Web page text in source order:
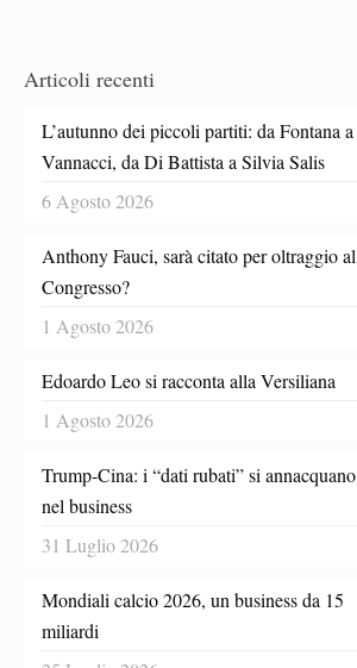
Articoli recenti
L’autunno dei piccoli partiti: da Fontana a
Vannacci, da Di Battista a Silvia Salis
6 Agosto 2026
Anthony Fauci, sarà citato per oltraggio al
Congresso?
1 Agosto 2026
Edoardo Leo si racconta alla Versiliana
1 Agosto 2026
Trump-Cina: i “dati rubati” si annacquano
nel business
31 Luglio 2026
Mondiali calcio 2026, un business da 15
miliardi